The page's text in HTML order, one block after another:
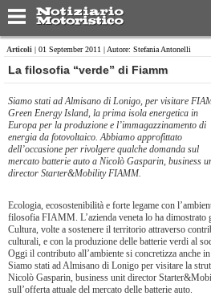
Articoli | 01 September 2011 | Autore: Stefania Antonelli
La filosofia “verde” di Fiamm
Siamo stati ad Almisano di Lonigo, per visitare
Green Energy Island, la prima isola energetica in
Europa per la produzione e l’immagazzinamento di
energia da fotovoltaico. Abbiamo approfittato
dell’occasione per rivolgere qualche domanda sul
mercato batterie auto a Nicolò Gasparin, business
director Starter&Mobility FIAMM.
Ecologia, ecosostenibilità e forte legame con
filosofia FIAMM. L’azienda veneta lo ha
Cultura, volte a sostenere il territorio attraverso
culturali, e con la produzione delle batterie verdi al
Oggi il contributo all’ambiente si concretizza anche
Siamo stati ad Almisano di Lonigo per visitare la
Nicolò Gasparin, business unit director
sull’offerta attuale del mercato delle batterie auto.